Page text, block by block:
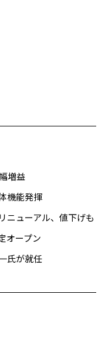
増益
機能発揮
ニューアル、値下げも
オープン
氏が就任